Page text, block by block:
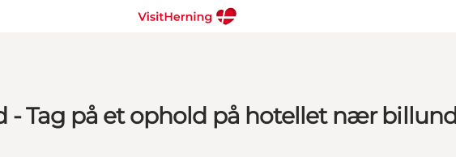
Tag på et ophold på hotellet nær billund